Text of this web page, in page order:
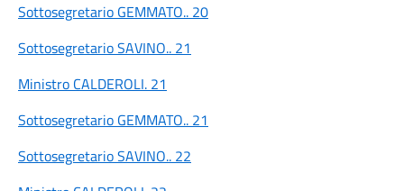
Sottosegretario GEMMATO.. 20
Sottosegretario SAVINO.. 21
Ministro CALDEROLI. 21
Sottosegretario GEMMATO.. 21
Sottosegretario SAVINO.. 22